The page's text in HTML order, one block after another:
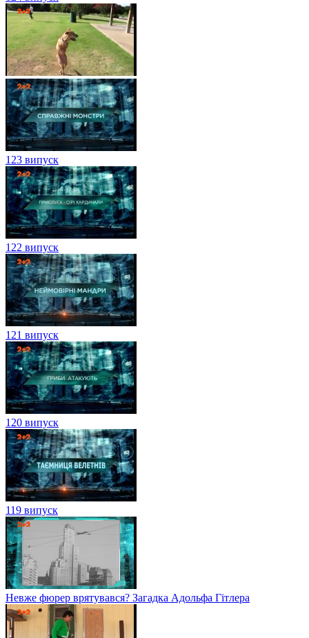
123 випуск
122 випуск
121 випуск
120 випуск
119 випуск
Невже фюрер врятувався? Загадка Адольфа Гітлера